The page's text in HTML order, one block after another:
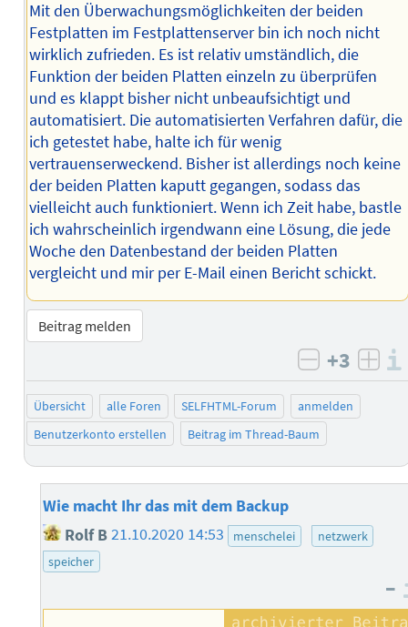
Mit den Überwachungsmöglichkeiten der beiden
Festplatten im Festplattenserver bin ich noch nicht
wirklich zufrieden. Es ist relativ umständlich, die
Funktion der beiden Platten einzeln zu überprüfen
und es klappt bisher nicht unbeaufsichtigt und
automatisiert. Die automatisierten Verfahren dafür, die
ich getestet habe, halte ich für wenig
vertrauenserweckend. Bisher ist allerdings noch keine
der beiden Platten kaputt gegangen, sodass das
vielleicht auch funktioniert. Wenn ich Zeit habe, bastle
ich wahrscheinlich irgendwann eine Lösung, die jede
Woche den Datenbestand der beiden Platten
vergleicht und mir per E-Mail einen Bericht schickt.
Beitrag melden
negativ
+3
Übersicht alle Foren SELFHTML-Forum
anmelden
Benutzerkonto erstellen
Beitrag im Thread-Baum
Wie macht Ihr das mit dem Backup
Rolf B21.10.2020 14:53 menschelei
netzwerk
speicher
–